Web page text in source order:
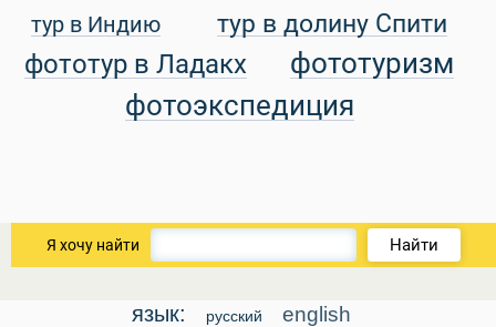
Туры
тур в Индию тур в долину Спити
фототур в Ладакх
фототуризм
фотоэкспедиция
Я хочу найти Найти
язык: русский english